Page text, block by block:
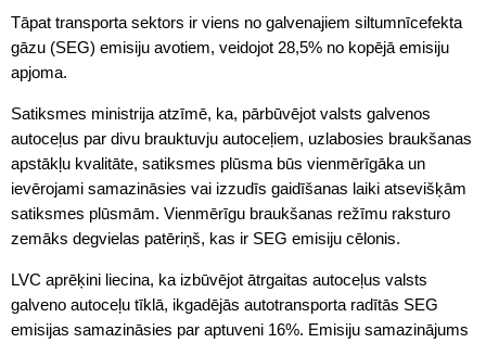
Tāpat transporta sektors ir viens no galvenajiem siltumnīcefekta
gāzu (SEG) emisiju avotiem, veidojot 28,5% no kopējā emisiju
apjoma.
Satiksmes ministrija atzīmē, ka, pārbūvējot valsts galvenos
autoceļus par divu brauktuvju autoceļiem, uzlabosies braukšanas
apstākļu kvalitāte, satiksmes plūsma būs vienmērīgāka un
ievērojami samazināsies vai izzudīs gaidīšanas laiki atsevišķām
satiksmes plūsmām. Vienmērīgu braukšanas režīmu raksturo
zemāks degvielas patēriņš, kas ir SEG emisiju cēlonis.
LVC aprēķini liecina, ka izbūvējot ātrgaitas autoceļus valsts
galveno autoceļu tīklā, ikgadējās autotransporta radītās SEG
emisijas samazināsies par aptuveni 16%. Emisiju samazinājums